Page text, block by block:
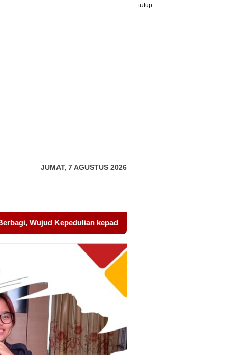
tutup
JUMAT, 7 AGUSTUS 2026
Pondok Tahfidz Yatim dan Dhuafa Al-Aqsho Batam